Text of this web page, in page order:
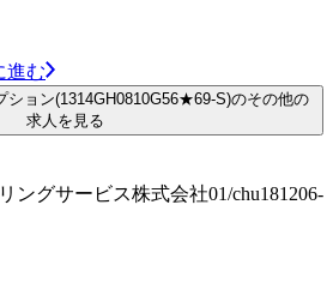
進む
ション(1314GH0810G56★69-S)のその他の
求人を見る
ングサービス株式会社01/chu181206-